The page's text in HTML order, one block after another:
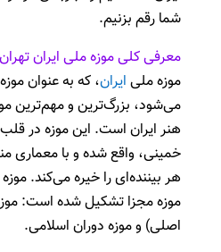
شما رقم بزنیم.
معرفی کلی موزه ملی ایران تهران
موزه ملی ایران، که به عنوان
می‌شود، بزرگ‌ترین و مهم‌ترین
هنر ایران است. این موزه در قلب
خمینی، واقع شده و با معماری
هر بیننده‌ای را خیره می‌کند.
موزه مجزا تشکیل شده است:
اصلی) و موزه دوران اسلامی.